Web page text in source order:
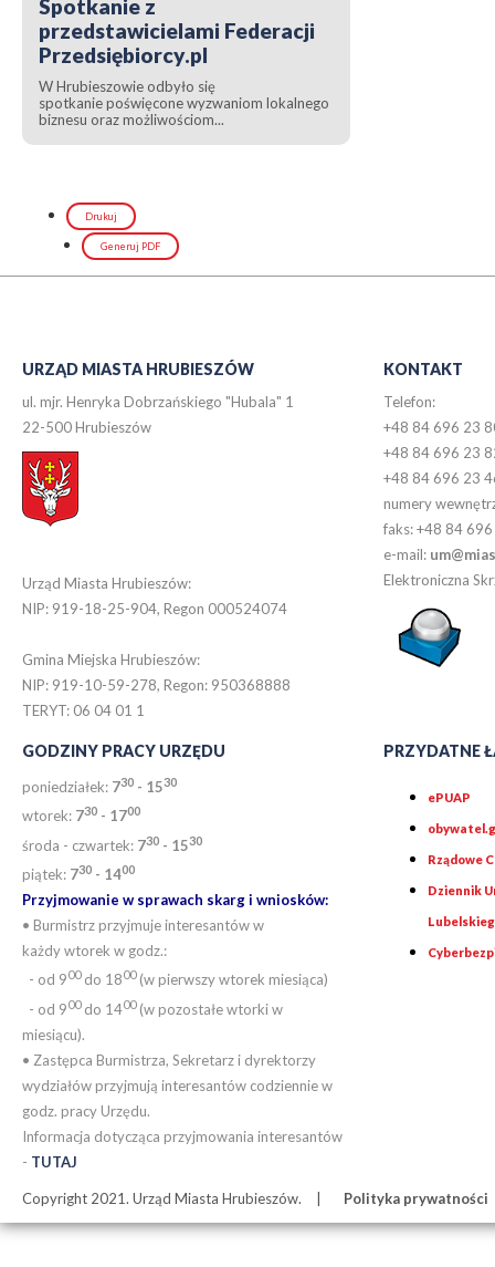
Spotkanie z
przedstawicielami Federacji
Przedsiębiorcy.pl
W Hrubieszowie odbyło się
spotkanie poświęcone wyzwaniom lokalnego
biznesu oraz możliwościom...
Drukuj
Generuj PDF
URZĄD MIASTA HRUBIESZÓW
ul. mjr. Henryka Dobrzańskiego "Hubala" 1
22-500 Hrubieszów
Urząd Miasta Hrubieszów:
NIP: 919-18-25-904, Regon 000524074
Gmina Miejska Hrubieszów:
NIP: 919-10-59-278, Regon: 950368888
TERYT: 06 04 01 1
KONTAKT
Telefon:
+48 84 696 23
+48 84 696 23
+48 84 696 23
numery
faks: +48 84
e-mail:
Elektroniczna
GODZINY PRACY URZĘDU
poniedziałek: 730 - 1530
wtorek: 730 - 1700
środa - czwartek: 730 - 1530
piątek: 730 - 1400
Przyjmowanie w sprawach skarg i wniosków:
• Burmistrz przyjmuje interesantów w
każdy wtorek w godz.:
- od 900do 1800(w pierwszy wtorek miesiąca)
- od 900do 1400(w pozostałe wtorki w
miesiącu).
• Zastępca Burmistrza, Sekretarz i dyrektorzy
wydziałów przyjmują interesantów codziennie w
godz. pracy Urzędu.
Informacja dotycząca przyjmowania interesantów
- TUTAJ
PRZYDATNE
ePUAP
Rządowe
Dziennik
Copyright 2021. Urząd Miasta Hrubieszów. Polityka prywatności